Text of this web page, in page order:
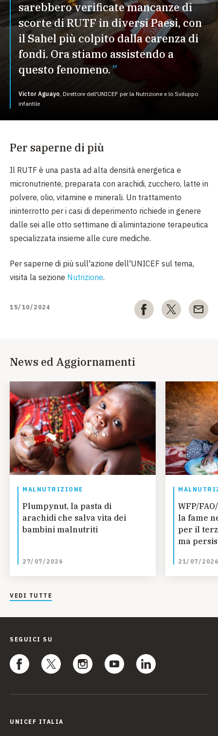
sarebbero verificate mancanze di
scorte di RUTF in diversi Paesi, con
il Sahel più colpito dalla carenza di
fondi. Ora stiamo assistendo a
questo fenomeno.
Victor Aguayo Direttore dell'UNICEF per la Nutrizione e lo Sviluppo
infantile
Per saperne di più
Il RUTF è una pasta ad alta densità energetica e
micronutriente, preparata con arachidi, zucchero, latte in
polvere, olio, vitamine e minerali. Un trattamento
ininterrotto per i casi di deperimento richiede in genere
dalle sei alle otto settimane di alimintazione terapeutica
specializzata insieme alle cure mediche.
Per saperne di più sull'azione dell'UNICEF sul tema,
visita la sezione Nutrizione.
15/10/2024
News ed Aggiornamenti
MALNUTRIZIONE
Plumpynut, la pasta di
arachidi che salva vita dei
bambini malnutriti
27/07/2026
WFP/
la fame
per il
ma
ONU
21/07/2026
VEDI TUTTE
SEGUICI SU
UNICEF ITALIA